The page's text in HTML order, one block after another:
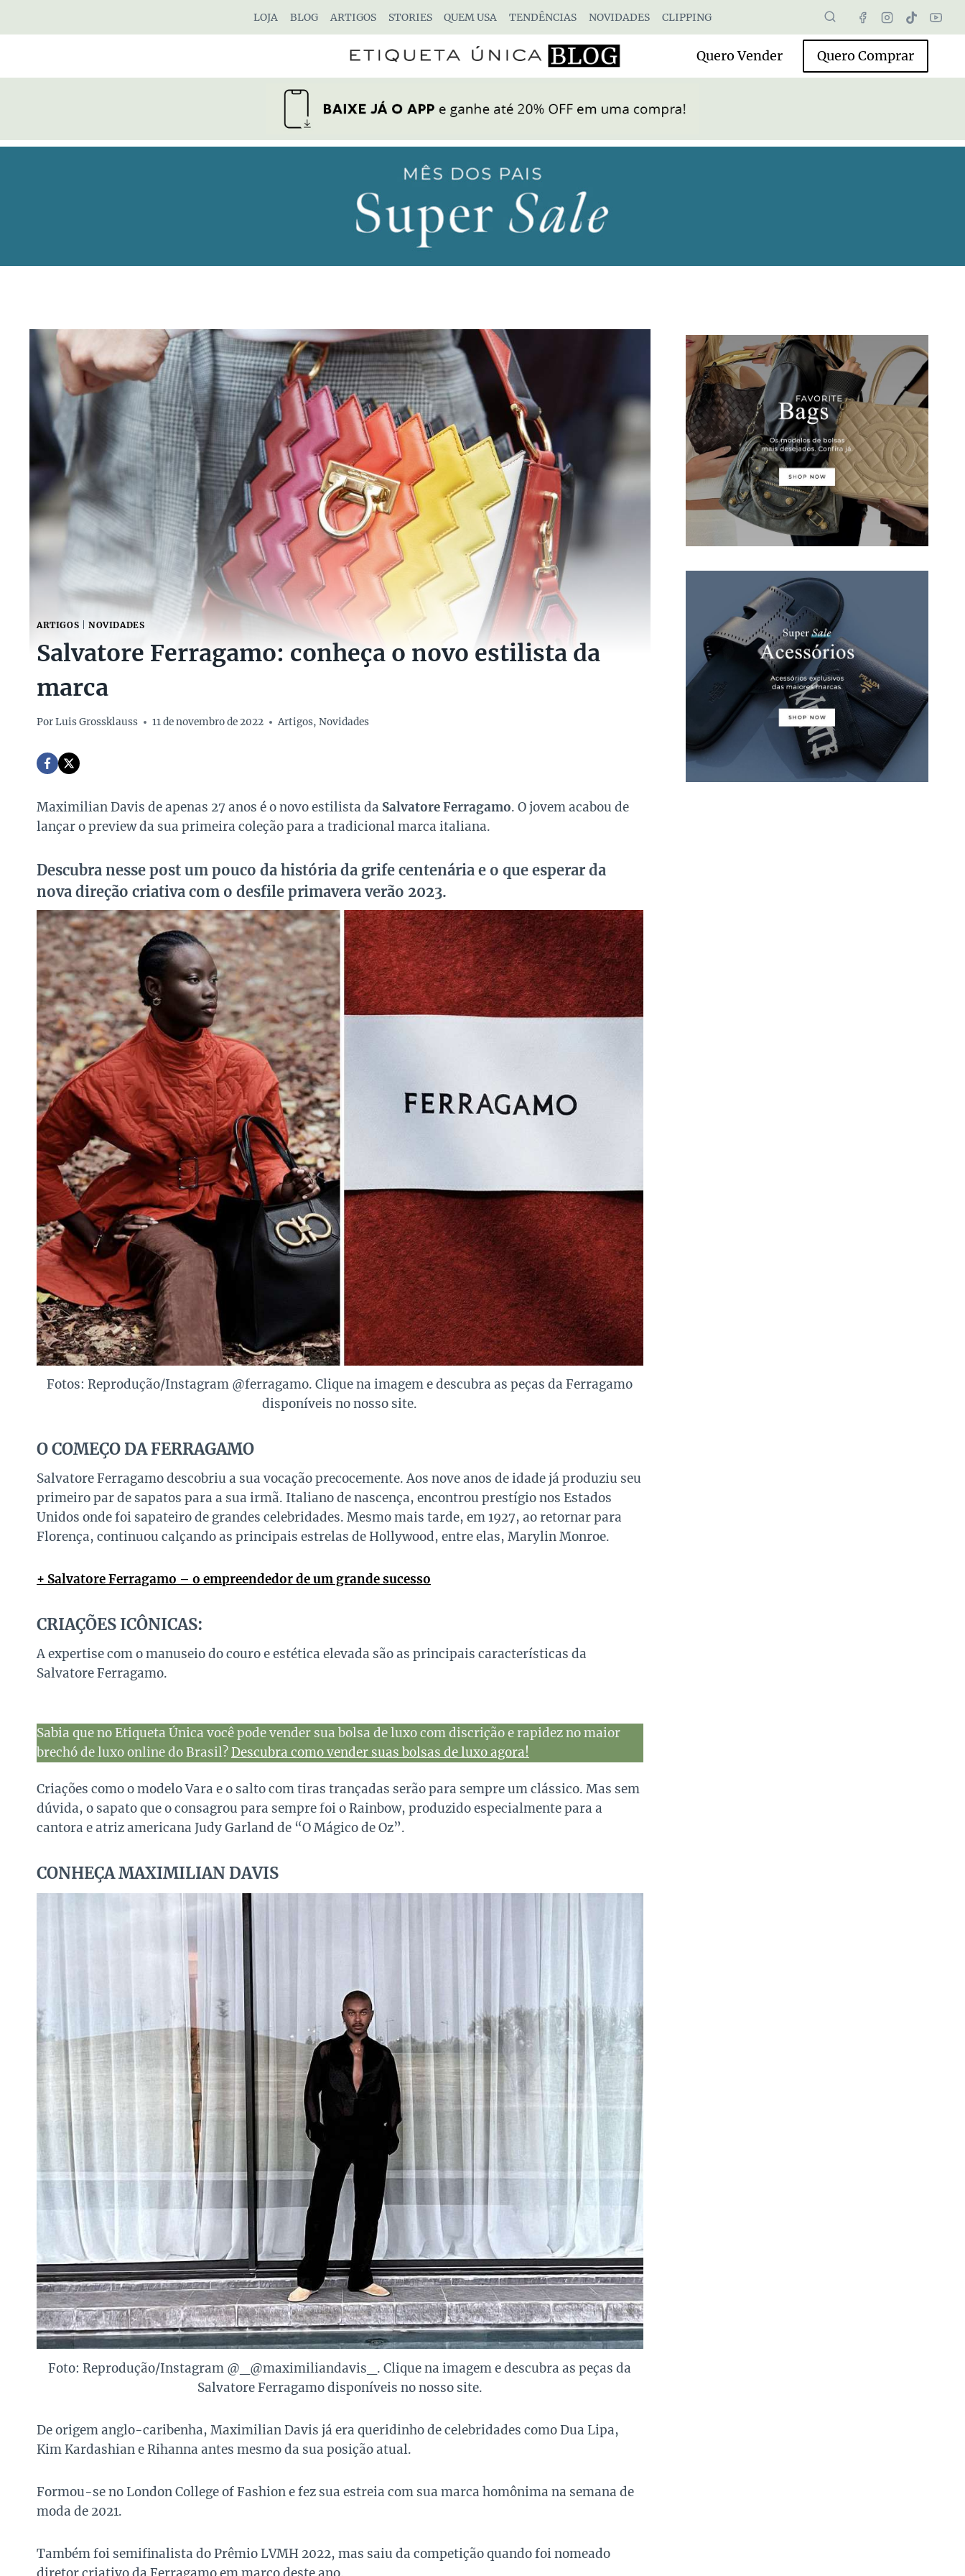
LOJA BLOG ARTIGOS STORIES QUEM USA TENDÊNCIAS NOVIDADES CLIPPING
Quero Vender Quero Comprar
ARTIGOS NOVIDADES
Salvatore Ferragamo: conheça o novo estilista da
marca
PorLuis Grossklauss 11 de novembro de 2022 Artigos,Novidades
Maximilian Davis de apenas 27 anos é o novo estilista da Salvatore Ferragamo. O jovem acabou de
lançar o preview da sua primeira coleção para a tradicional marca italiana.
Descubra nesse post um pouco da história da grife centenária e o que esperar da
nova direção criativa com o desfile primavera verão 2023.
Fotos: Reprodução/Instagram @ferragamo. Clique na imagem e descubra as peças da Ferragamo
disponíveis no nosso site.
O COMEÇO DA FERRAGAMO
Salvatore Ferragamo descobriu a sua vocação precocemente. Aos nove anos de idade já produziu seu
primeiro par de sapatos para a sua irmã. Italiano de nascença, encontrou prestígio nos Estados
Unidos onde foi sapateiro de grandes celebridades. Mesmo mais tarde, em 1927, ao retornar para
Florença, continuou calçando as principais estrelas de Hollywood, entre elas, Marylin Monroe.
+ Salvatore Ferragamo – o empreendedor de um grande sucesso
CRIAÇÕES ICÔNICAS:
A expertise com o manuseio do couro e estética elevada são as principais características da
Salvatore Ferragamo.
Sabia que no Etiqueta Única você pode vender sua bolsa de luxo com discrição e rapidez no maior
brechó de luxo online do Brasil?Descubra como vender suas bolsas de luxo agora!
Criações como o modelo Vara e o salto com tiras trançadas serão para sempre um clássico. Mas sem
dúvida, o sapato que o consagrou para sempre foi o Rainbow, produzido especialmente para a
cantora e atriz americana Judy Garland de “O Mágico de Oz”.
CONHEÇA MAXIMILIAN DAVIS
Foto: Reprodução/Instagram @_@maximiliandavis_. Clique na imagem e descubra as peças da
Salvatore Ferragamo disponíveis no nosso site.
De origem anglo-caribenha, Maximilian Davis já era queridinho de celebridades como Dua Lipa,
Kim Kardashian e Rihanna antes mesmo da sua posição atual.
Formou-se no London College of Fashion e fez sua estreia com sua marca homônima na semana de
moda de 2021.
Também foi semifinalista do Prêmio LVMH 2022, mas saiu da competição quando foi nomeado